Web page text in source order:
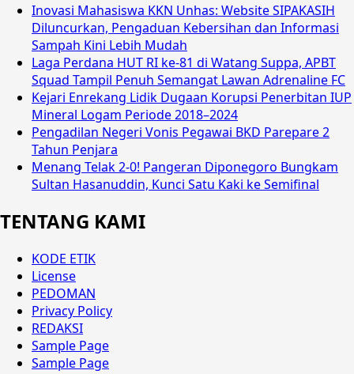
Inovasi Mahasiswa KKN Unhas: Website SIPAKASIH
Diluncurkan, Pengaduan Kebersihan dan Informasi
Sampah Kini Lebih Mudah
Laga Perdana HUT RI ke-81 di Watang Suppa, APBT
Squad Tampil Penuh Semangat Lawan Adrenaline FC
Kejari Enrekang Lidik Dugaan Korupsi Penerbitan IUP
Mineral Logam Periode 2018–2024
Pengadilan Negeri Vonis Pegawai BKD Parepare 2
Tahun Penjara
Menang Telak 2-0! Pangeran Diponegoro Bungkam
Sultan Hasanuddin, Kunci Satu Kaki ke Semifinal
TENTANG KAMI
KODE ETIK
License
PEDOMAN
Privacy Policy
REDAKSI
Sample Page
Sample Page